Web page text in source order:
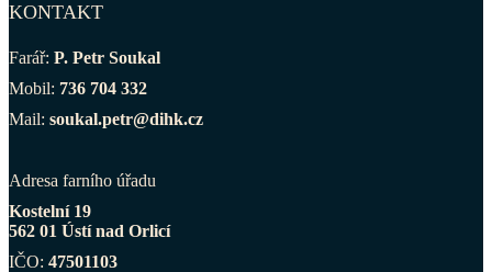
KONTAKT
Farář: P. Petr Soukal
Mobil: 736 704 332
Mail: soukal.petr@dihk.cz
Adresa farního úřadu
Kostelní 19
562 01 Ústí nad Orlicí
IČO: 47501103